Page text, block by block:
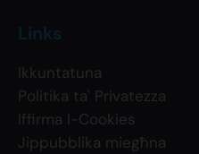
Links
Ikkuntatuna
Politika ta' Privatezza
Iffirma l-Cookies
Jippubblika miegħna